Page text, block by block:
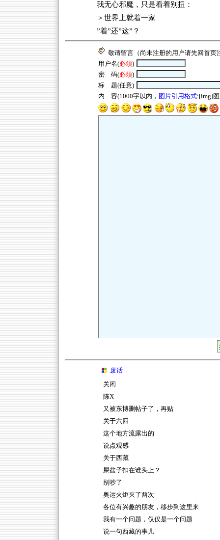
我无心邪魔，只是看着别扭：
＞世界上就着一家
”着”还”这”？
敬请留言（尚未注册的用户请先回首页
用户名(必须)
密 码(必须)
标 题(任意)
内 容(1000字以内， 图片引用格式:[img]
废话
关闭
陈X
又被东博删帖子了，再贴
关于六四
这个地方流露出的
说点观感
关于西藏
屎盆子扣在谁头上？
别吵了
奥运火炬灭了两次
各位有兴趣的朋友，移步到这里来
我有一个问题，仅仅是一个问题
说一句西藏的事儿